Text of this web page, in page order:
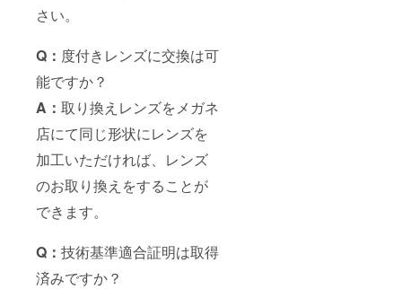
さい。
Q： 度付きレンズに交換は可
能ですか？
A： 取り換えレンズをメガネ
店にて同じ形状にレンズを
加工いただければ、レンズ
のお取り換えをすることが
できます。
Q： 技術基準適合証明は取得
済みですか？